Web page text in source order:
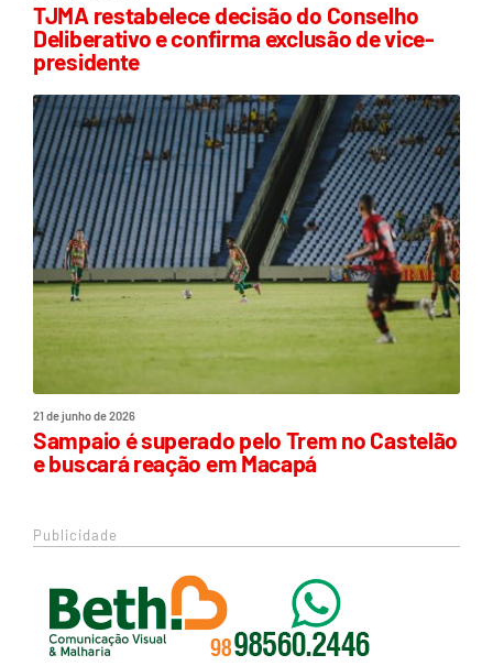
TJMA restabelece decisão do Conselho
Deliberativo e confirma exclusão de vice-
presidente
21 de junho de 2026
Sampaio é superado pelo Trem no Castelão
e buscará reação em Macapá
Publicidade